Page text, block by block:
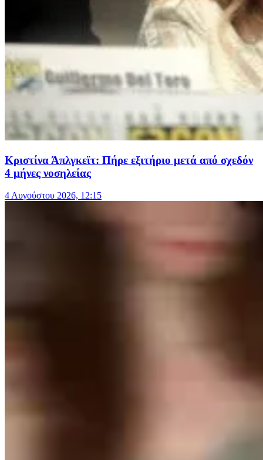
Κριστίνα Άπλγκεϊτ: Πήρε εξιτήριο μετά από σχεδόν
4 μήνες νοσηλείας
4 Αυγούστου 2026, 12:15